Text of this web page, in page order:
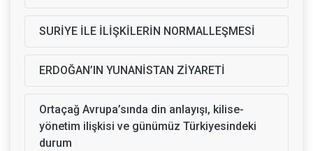
SURİYE İLE İLİŞKİLERİN NORMALLEŞMESİ
ERDOĞAN’IN YUNANİSTAN ZİYARETİ
Ortaçağ Avrupa’sında din anlayışı, kilise-
yönetim ilişkisi ve günümüz Türkiyesindeki
durum